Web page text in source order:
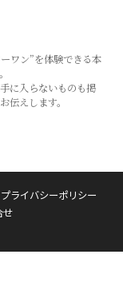
ワン”を体験できる本
に⼊らないものも掲
伝えします。
プライバシーポリシー
せ